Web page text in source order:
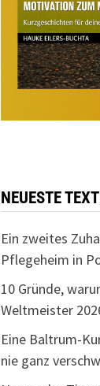
NEUESTE
Ein zweites
Pflegeheim in
10 Gründe,
Weltmeister
Eine Baltrum-
nie ganz